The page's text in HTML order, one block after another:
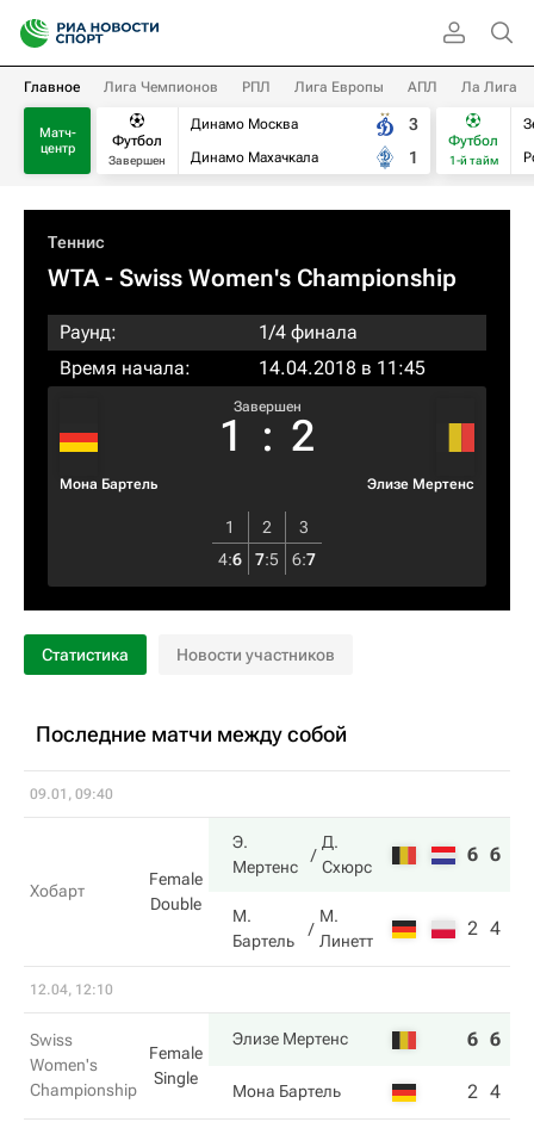
Главное Лига Чемпионов РПЛ Лига Европы АПЛ Ла Лига
Матч-
центр
Футбол
Завершен
Динамо Москва
Динамо Махачкала
3
1
Футбол
1-й тайм
Теннис
WTA- Swiss Women's Championship
Раунд:
1/4 финала
Время начала:
14.04.2018 в 11:45
Мона Бартель
Завершен
1 : 2
Элизе Мертенс
1 2
3
4:6 7:5 6:7
Статистика Новости участников
Последние матчи между собой
09.01, 09:40
Хобарт
Female
Double
Э.
Мертенс
Д.
Схюрс
6 6
М.
Бартель
М.
Линетт
2 4
12.04, 12:10
Swiss
Women's
Championship
Female
Single
Элизе Мертенс 6 6
Мона Бартель 2 4